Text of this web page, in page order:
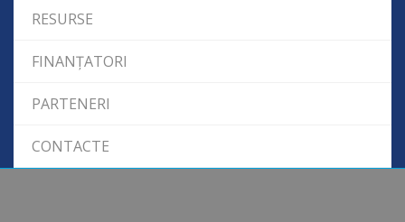
RESURSE
FINANȚATORI
PARTENERI
CONTACTE